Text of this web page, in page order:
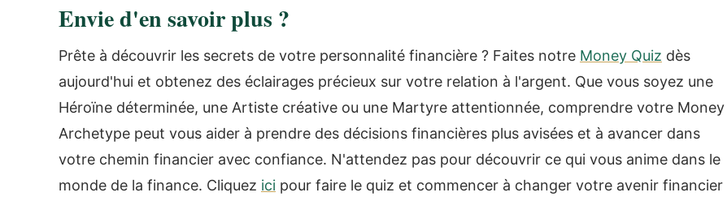
Envie d'en savoir plus ?
Prête à découvrir les secrets de votre personnalité financière ? Faites notre Money Quiz dès
aujourd'hui et obtenez des éclairages précieux sur votre relation à l'argent. Que vous soyez une
Héroïne déterminée, une Artiste créative ou une Martyre attentionnée, comprendre votre Money
Archetype peut vous aider à prendre des décisions financières plus avisées et à avancer dans
votre chemin financier avec confiance. N'attendez pas pour découvrir ce qui vous anime dans le
monde de la finance. Cliquez ici pour faire le quiz et commencer à changer votre avenir financier